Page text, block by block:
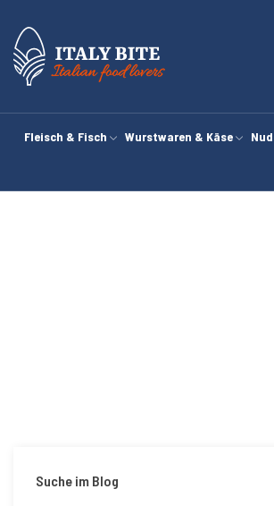
Fleisch & Fisch Wurstwaren & Käse
Suche im Blog